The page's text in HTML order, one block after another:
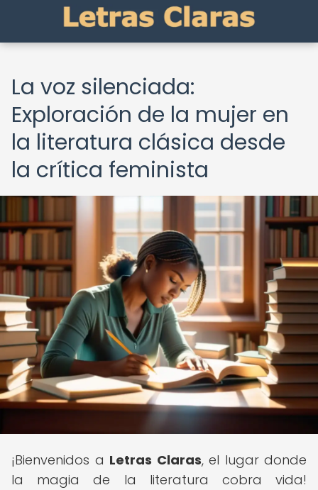
La voz silenciada:
Exploración de la mujer en
la literatura clásica desde
la crítica feminista
¡Bienvenidos a Letras Claras, el lugar donde
la magia de la literatura cobra vida!